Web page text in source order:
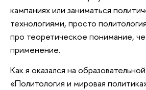
кампаниях или заниматься
технологиями, просто
про теоретическое понимание,
применение.
Как я оказался на
«Политология и мировая